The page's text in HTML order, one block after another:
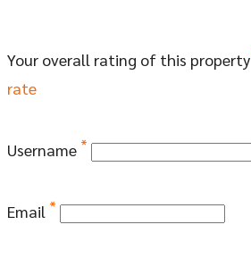
Your overall rating of this property
rate
Username *
Email *